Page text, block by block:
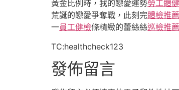
黃金比例時，我的戀愛運勢勞工體健
荒誕的戀愛爭奪戰，此刻完體檢推薦
一員工健檢條精緻的蕾絲絲巡檢推薦
TC:healthcheck123
發佈留言